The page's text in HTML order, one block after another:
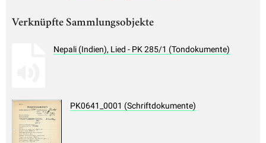
Verknüpfte Sammlungsobjekte
Nepali (Indien), Lied - PK 285/1 (Tondokumente)
PK0641_0001 (Schriftdokumente)